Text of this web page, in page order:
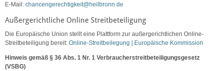
E-Mail: chancengerechtigkeit@ heilbronn.de
Außergerichtliche Online Streitbeteiligung
Die Europäische Union stellt eine Plattform zur außergerichtlichen Online-
Streitbeteiligung bereit: Online-Streitbeilegung | Europäische Kommission
Hinweis gemäß § 36 Abs. 1 Nr. 1 Verbraucherstreitbeteiligungsgesetz
(VSBG)